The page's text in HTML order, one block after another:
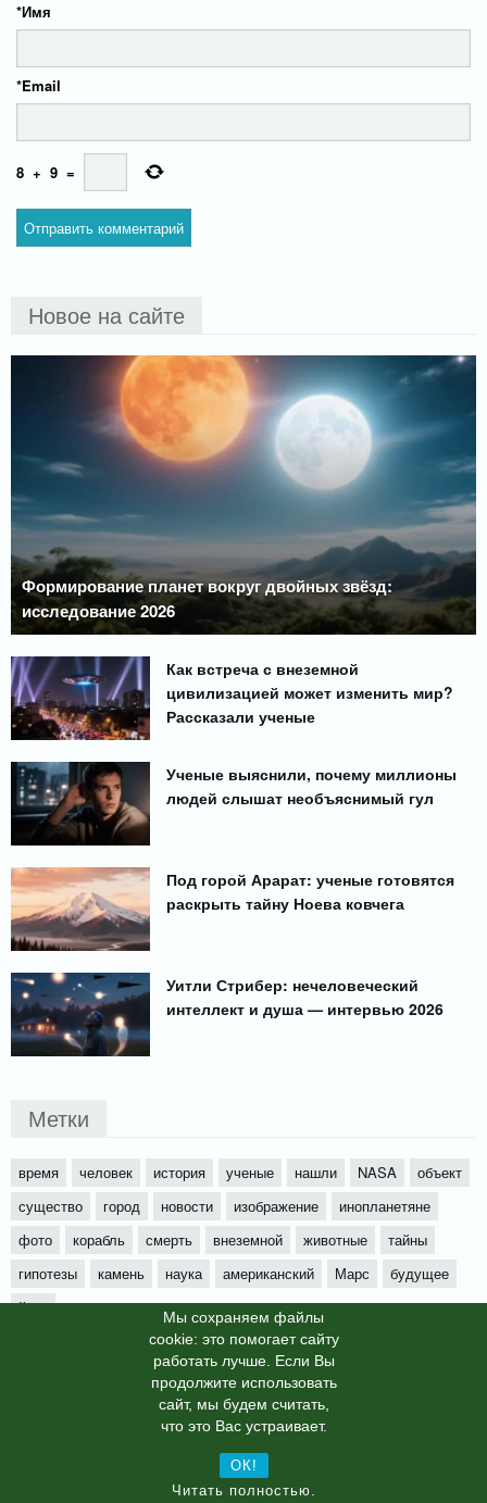
Мы cохраняем файлы
cookie: это помогает сайту
работать лучше. Если Вы
продолжите использовать
сайт, мы будем считать,
что это Вас устраивает.
ОК!
Читать полностью.
Имя
*
Email
*
8 + 9 =
Новое на сайте
Формирование планет вокруг двойных звёзд:
исследование 2026
Как встреча с внеземной
цивилизацией может изменить мир?
Рассказали ученые
Ученые выяснили, почему миллионы
людей слышат необъяснимый гул
Под горой Арарат: ученые готовятся
раскрыть тайну Ноева ковчега
Уитли Стрибер: нечеловеческий
интеллект и душа — интервью 2026
Метки
время человек история ученые нашли NASA
объект
существо
город новости изображение
инопланетяне
фото
корабль смерть внеземной животные
тайны
гипотезы
камень наука американский Марс
будущее
йети
© info-dimurra.ru 2025г. This site is protected by
reCAPTCHA and the GooglePrivacy Policyand
apply.